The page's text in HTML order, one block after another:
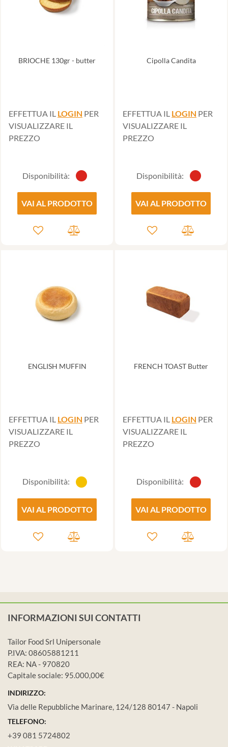
BRIOCHE 130gr - butter
EFFETTUA IL LOGIN PER
VISUALIZZARE IL
PREZZO
Disponibilità:
VAI AL PRODOTTO
Cipolla Candita
EFFETTUA IL LOGIN PER
VISUALIZZARE IL
PREZZO
Disponibilità:
VAI AL PRODOTTO
ENGLISH MUFFIN
EFFETTUA IL LOGIN PER
VISUALIZZARE IL
PREZZO
Disponibilità:
VAI AL PRODOTTO
FRENCH TOAST Butter
EFFETTUA IL LOGIN PER
VISUALIZZARE IL
PREZZO
Disponibilità:
VAI AL PRODOTTO
INFORMAZIONI SUI CONTATTI
Tailor Food Srl Unipersonale
P.IVA: 08605881211
REA: NA - 970820
Capitale sociale: 95.000,00€
INDIRIZZO:
Via delle Repubbliche Marinare, 124/128 80147 - Napoli
TELEFONO:
+39 081 5724802